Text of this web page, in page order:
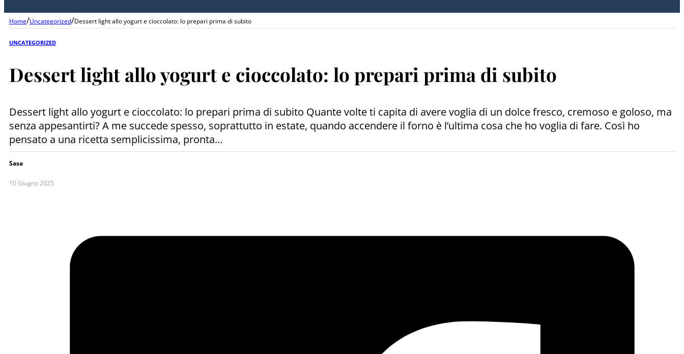
Home/Uncategorized/Dessert light allo yogurt e cioccolato: lo prepari prima di subito
UNCATEGORIZED
Dessert light allo yogurt e cioccolato: lo prepari prima di subito
Dessert light allo yogurt e cioccolato: lo prepari prima di subito Quante volte ti capita di avere voglia di un dolce fresco, cremoso e goloso, ma
senza appesantirti? A me succede spesso, soprattutto in estate, quando accendere il forno è l’ultima cosa che ho voglia di fare. Così ho
pensato a una ricetta semplicissima, pronta…
Sasa
10 Giugno 2025